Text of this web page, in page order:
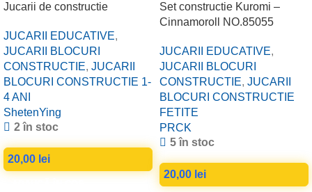
Jucarii de constructie
JUCARII EDUCATIVE,
JUCARII BLOCURI
CONSTRUCTIE, JUCARII
BLOCURI CONSTRUCTIE 1-
4 ANI
ShetenYing
2 în stoc
20,00 lei
Set constructie Kuromi –
Cinnamoroll NO.85055
JUCARII EDUCATIVE,
JUCARII BLOCURI
CONSTRUCTIE, JUCARII
BLOCURI CONSTRUCTIE
FETITE
PRCK
5 în stoc
20,00 lei